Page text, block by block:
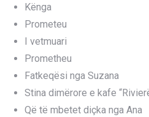
Kënga
Prometeu
I vetmuari
Prometheu
Fatkeqësi nga Suzana
Stina dimërore e kafe
Që të mbetet diçka nga Ana